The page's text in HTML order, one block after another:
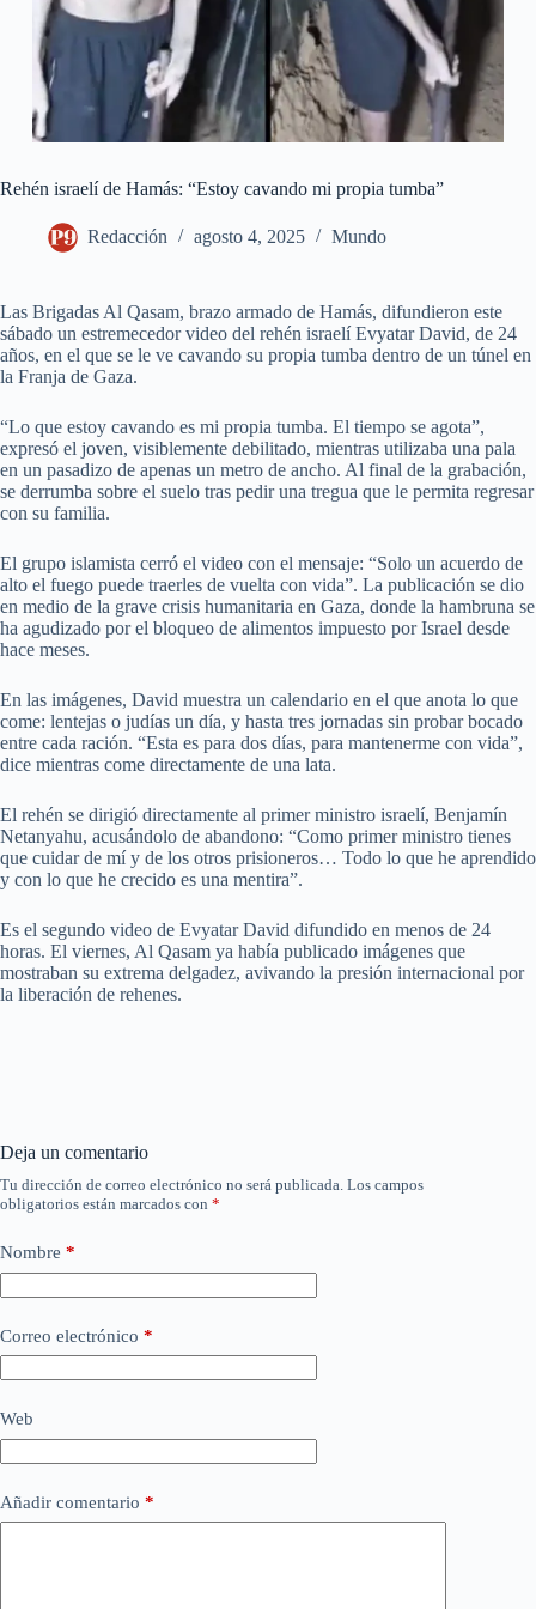
Rehén israelí de Hamás: “Estoy cavando mi propia tumba”
Redacción agosto 4, 2025 Mundo
Las Brigadas Al Qasam, brazo armado de Hamás, difundieron este
sábado un estremecedor video del rehén israelí Evyatar David, de 24
años, en el que se le ve cavando su propia tumba dentro de un túnel en
la Franja de Gaza.
“Lo que estoy cavando es mi propia tumba. El tiempo se agota”,
expresó el joven, visiblemente debilitado, mientras utilizaba una pala
en un pasadizo de apenas un metro de ancho. Al final de la grabación,
se derrumba sobre el suelo tras pedir una tregua que le permita regresar
con su familia.
El grupo islamista cerró el video con el mensaje: “Solo un acuerdo de
alto el fuego puede traerles de vuelta con vida”. La publicación se dio
en medio de la grave crisis humanitaria en Gaza, donde la hambruna se
ha agudizado por el bloqueo de alimentos impuesto por Israel desde
hace meses.
En las imágenes, David muestra un calendario en el que anota lo que
come: lentejas o judías un día, y hasta tres jornadas sin probar bocado
entre cada ración. “Esta es para dos días, para mantenerme con vida”,
dice mientras come directamente de una lata.
El rehén se dirigió directamente al primer ministro israelí, Benjamín
Netanyahu, acusándolo de abandono: “Como primer ministro tienes
que cuidar de mí y de los otros prisioneros… Todo lo que he aprendido
y con lo que he crecido es una mentira”.
Es el segundo video de Evyatar David difundido en menos de 24
horas. El viernes, Al Qasam ya había publicado imágenes que
mostraban su extrema delgadez, avivando la presión internacional por
la liberación de rehenes.
Deja un comentario
Tu dirección de correo electrónico no será publicada. Los campos
obligatorios están marcados con *
Nombre *
Correo electrónico *
Web
Añadir comentario *